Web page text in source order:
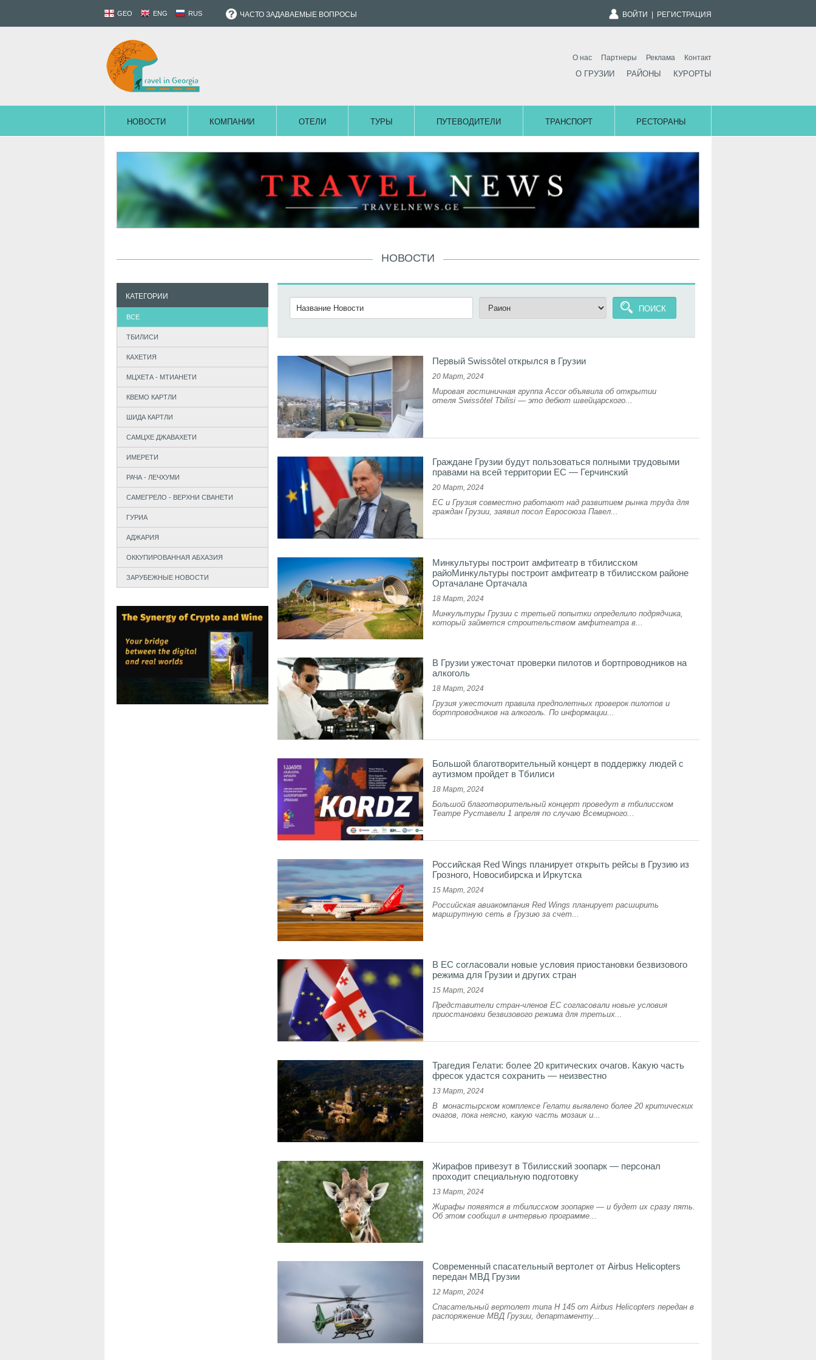
GEO ENG RUS ЧАСТО ЗАДАВАЕМЫЕ ВОПРОСЫ ВОЙТИ РЕГИСТРАЦИЯ
О нас Партнеры Реклама Контакт
О ГРУЗИИ РАЙОНЫ КУРОРТЫ
НОВОСТИ КОМПАНИИ ОТЕЛИ ТУРЫ ПУТЕВОДИТЕЛИ ТРАНСПОРТ РЕСТОРАНЫ
НОВОСТИ
КАТЕГОРИИ
ВСЕ
ТБИЛИСИ
КАХЕТИЯ
МЦХЕТА - МТИАНЕТИ
КВЕМО КАРТЛИ
ШИДА КАРТЛИ
САМЦХЕ ДЖАВАХЕТИ
ИМЕРЕТИ
РАЧА - ЛЕЧХУМИ
САМЕГРЕЛО - ВЕРХНИ СВАНЕТИ
ГУРИА
АДЖАРИЯ
ОККУПИРОВАННАЯ АБХАЗИЯ
ЗАРУБЕЖНЫЕ НОВОСТИ
ПОИСК
Первый Swissôtel открылся в Грузии
20 Март, 2024
Мировая гостиничная группа Accor объявила об открытии
отеля Swissôtel Tbilisi — это дебют швейцарского...
Граждане Грузии будут пользоваться полными трудовыми
правами на всей территории ЕС — Герчинский
20 Март, 2024
ЕС и Грузия совместно работают над развитием рынка труда для
граждан Грузии, заявил посол Евросоюза Павел...
Минкультуры построит амфитеатр в тбилисском
райоМинкультуры построит амфитеатр в тбилисском районе
Ортачалане Ортачала
18 Март, 2024
Минкультуры Грузии с третьей попытки определило подрядчика,
который займется строительством амфитеатра в...
В Грузии ужесточат проверки пилотов и бортпроводников на
алкоголь
18 Март, 2024
Грузия ужесточит правила предполетных проверок пилотов и
бортпроводников на алкоголь. По информации...
Большой благотворительный концерт в поддержку людей с
аутизмом пройдет в Тбилиси
18 Март, 2024
Большой благотворительный концерт проведут в тбилисском
Театре Руставели 1 апреля по случаю Всемирного...
Российская Red Wings планирует открыть рейсы в Грузию из
Грозного, Новосибирска и Иркутска
15 Март, 2024
Российская авиакомпания Red Wings планирует расширить
маршрутную сеть в Грузию за счет...
В ЕС согласовали новые условия приостановки безвизового
режима для Грузии и других стран
15 Март, 2024
Представители стран-членов ЕС согласовали новые условия
приостановки безвизового режима для третьих...
Трагедия Гелати: более 20 критических очагов. Какую часть
фресок удастся сохранить — неизвестно
13 Март, 2024
В монастырском комплексе Гелати выявлено более 20 критических
очагов, пока неясно, какую часть мозаик и...
Жирафов привезут в Тбилисский зоопарк — персонал
проходит специальную подготовку
13 Март, 2024
Жирафы появятся в тбилисском зоопарке — и будет их сразу пять.
Об этом сообщил в интервью программе...
Современный спасательный вертолет от Airbus Helicopters
передан МВД Грузии
12 Март, 2024
Спасательный вертолет типа H 145 от Airbus Helicopters передан в
распоряжение МВД Грузии, департаменту...